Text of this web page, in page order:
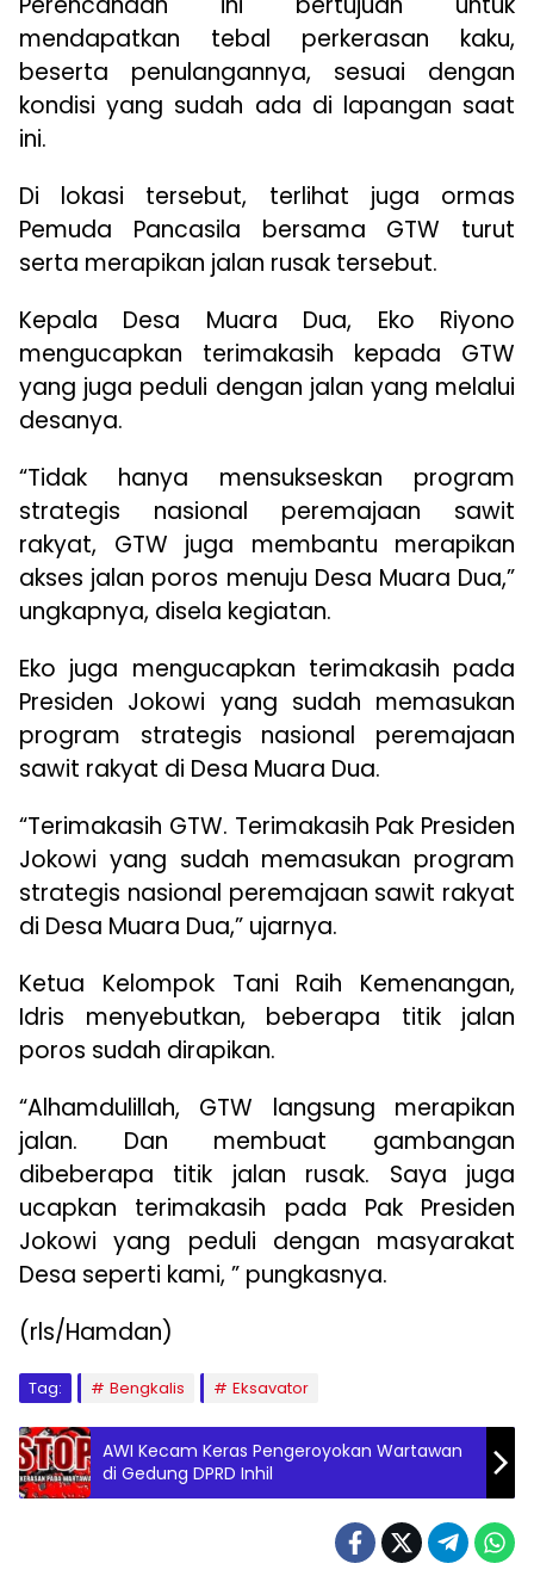
mendapatkan tebal perkerasan kaku,
beserta penulangannya, sesuai dengan
kondisi yang sudah ada di lapangan saat
ini.
Di lokasi tersebut, terlihat juga ormas
Pemuda Pancasila bersama GTW turut
serta merapikan jalan rusak tersebut.
Kepala Desa Muara Dua, Eko Riyono
mengucapkan terimakasih kepada GTW
yang juga peduli dengan jalan yang melalui
desanya.
“Tidak hanya mensukseskan program
strategis nasional peremajaan sawit
rakyat, GTW juga membantu merapikan
akses jalan poros menuju Desa Muara Dua,”
ungkapnya, disela kegiatan.
Eko juga mengucapkan terimakasih pada
Presiden Jokowi yang sudah memasukan
program strategis nasional peremajaan
sawit rakyat di Desa Muara Dua.
“Terimakasih GTW. Terimakasih Pak Presiden
Jokowi yang sudah memasukan program
strategis nasional peremajaan sawit rakyat
di Desa Muara Dua,” ujarnya.
Ketua Kelompok Tani Raih Kemenangan,
Idris menyebutkan, beberapa titik jalan
poros sudah dirapikan.
“Alhamdulillah, GTW langsung merapikan
jalan. Dan membuat gambangan
dibeberapa titik jalan rusak. Saya juga
ucapkan terimakasih pada Pak Presiden
Jokowi yang peduli dengan masyarakat
Desa seperti kami, ” pungkasnya.
(rls/Hamdan)
Tag: Bengkalis Eksavator
AWI Kecam Keras Pengeroyokan Wartawan
di Gedung DPRD Inhil